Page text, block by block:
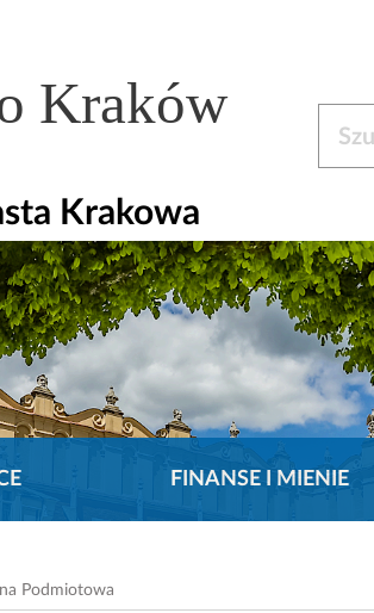
Kraków
Krakowa
FINANSE I MIENIE
Podmiotowa